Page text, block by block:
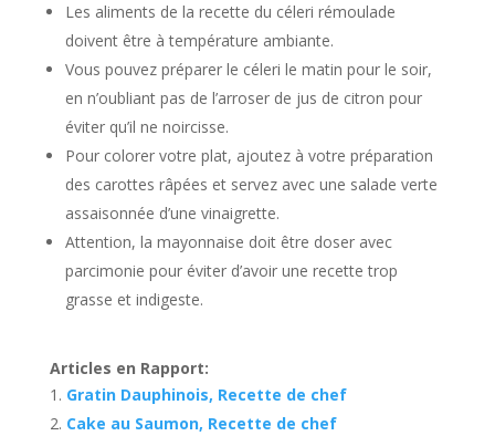
Les aliments de la recette du céleri rémoulade
doivent être à température ambiante.
Vous pouvez préparer le céleri le matin pour le soir,
en n’oubliant pas de l’arroser de jus de citron pour
éviter qu’il ne noircisse.
Pour colorer votre plat, ajoutez à votre préparation
des carottes râpées et servez avec une salade verte
assaisonnée d’une vinaigrette.
Attention, la mayonnaise doit être doser avec
parcimonie pour éviter d’avoir une recette trop
grasse et indigeste.
Articles en Rapport:
Gratin Dauphinois, Recette de chef
Cake au Saumon, Recette de chef